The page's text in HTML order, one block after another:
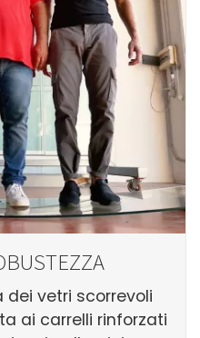
dei vetri scorrevoli
ai carrelli rinforzati